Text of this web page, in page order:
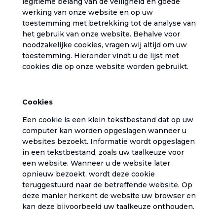
werking van onze website en op uw
toestemming met betrekking tot de analyse van
het gebruik van onze website. Behalve voor
noodzakelijke cookies, vragen wij altijd om uw
toestemming. Hieronder vindt u de lijst met
cookies die op onze website worden gebruikt.‎
‎Cookies‎
‎Een cookie is een klein tekstbestand dat op uw
computer kan worden opgeslagen wanneer u
websites bezoekt. Informatie wordt opgeslagen
in een tekstbestand, zoals uw taalkeuze voor
een website. Wanneer u de website later
opnieuw bezoekt, wordt deze cookie
teruggestuurd naar de betreffende website. Op
deze manier herkent de website uw browser en
kan deze bijvoorbeeld uw taalkeuze onthouden.‎